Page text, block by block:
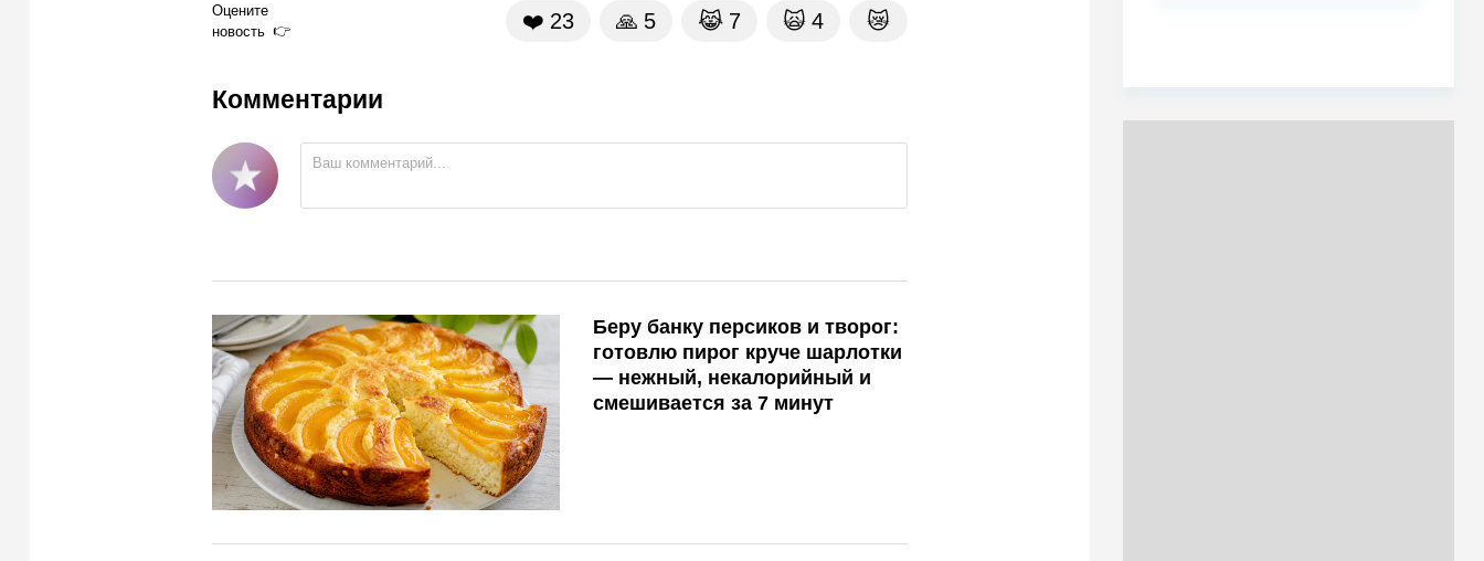
Оцените
новость
❤️ 23 🙏 5 😹 7 🙀 4 😿
Комментарии
Беру банку персиков и творог:
готовлю пирог круче шарлотки
— нежный, некалорийный и
смешивается за 7 минут